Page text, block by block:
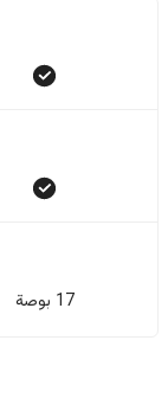
17 بوصة